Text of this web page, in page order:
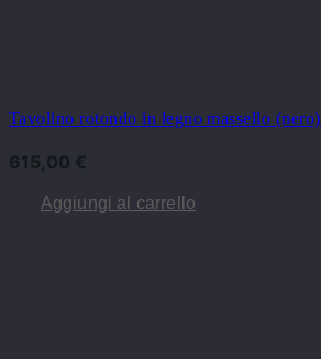
Tavolino rotondo in legno massello (nero)
615,00 €
Aggiungi al carrello